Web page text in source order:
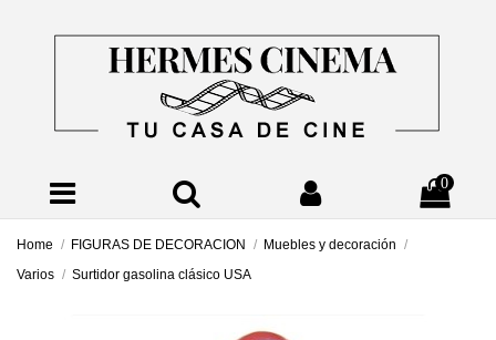
0
Home FIGURAS DE DECORACION
Muebles y decoración
Varios
Surtidor gasolina clásico USA